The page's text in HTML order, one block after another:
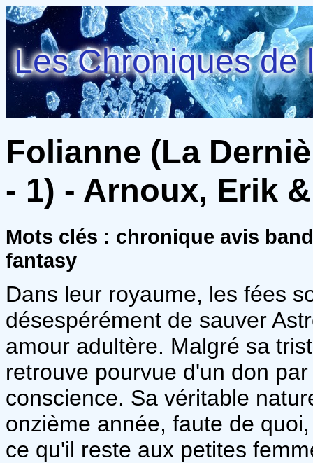
Les Chroniques de
Folianne (La
- 1) - Arnoux, Erik
Mots clés : chronique avis
fantasy
Dans leur royaume, les fées
désespérément de sauver
amour adultère. Malgré sa
retrouve pourvue d'un don
conscience. Sa véritable
onzième année, faute de
ce qu'il reste aux petites